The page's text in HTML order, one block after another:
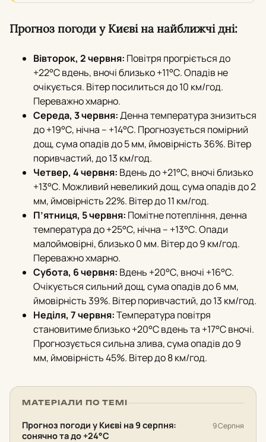
Прогноз погоди у Києві на найближчі дні:
Вівторок, 2 червня: Повітря прогріється до
+22°С вдень, вночі близько +11°С. Опадів не
очікується. Вітер посилиться до 10 км/год.
Переважно хмарно.
Середа, 3 червня:Денна температура знизиться
до +19°С, нічна – +14°С. Прогнозується помірний
дощ, сума опадів до 5 мм, ймовірність 36%. Вітер
поривчастий, до 13 км/год.
Четвер, 4 червня: Вдень до +21°С, вночі близько
+13°С. Можливий невеликий дощ, сума опадів до 2
мм, ймовірність 22%. Вітер до 11 км/год.
П’ятниця, 5 червня: Помітне потепління, денна
температура до +25°С, нічна – +13°С. Опади
малоймовірні, близько 0 мм. Вітер до 9 км/год.
Переважно хмарно.
Субота, 6 червня: Вдень +20°С, вночі +16°С.
Очікується сильний дощ, сума опадів до 6 мм,
ймовірність 39%. Вітер поривчастий, до 13 км/год.
Неділя, 7 червня:Температура повітря
становитиме близько +20°С вдень та +17°С вночі.
Прогнозується сильна злива, сума опадів до 9
мм, ймовірність 45%. Вітер до 8 км/год.
МАТЕРІАЛИ ПО ТЕМІ
Прогноз погоди у Києві на 9 серпня:
сонячно та до +24°С
9 Серпня